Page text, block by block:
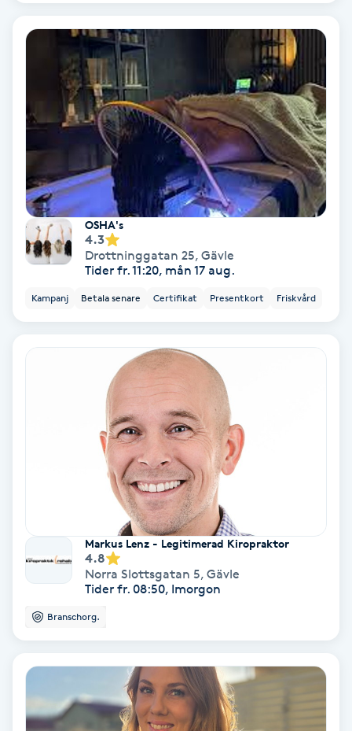
Personlig tränare
Piercing
Pigmentbehandling
Pigmentfläckar
Powder brows
PRP (Platelet Rich Plasma)
Radiofrekvens
Reflexologi
OSHA's
4.3
Drottninggatan 25, Gävle
Tider fr. 11:20, mån 17 aug.
Kampanj Betala senare Certifikat Presentkort Friskvård
Markus Lenz - Legitimerad Kiropraktor
4.8
Norra Slottsgatan 5, Gävle
Tider fr. 08:50, Imorgon
Branschorg.